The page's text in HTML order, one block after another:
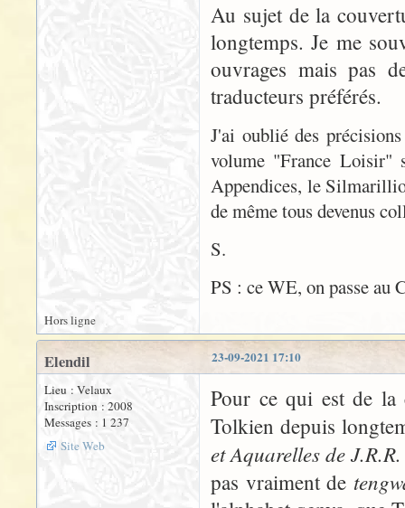
Au sujet de la
longtemps. Je me
ouvrages mais pas
traducteurs préférés.
J'ai oublié des
volume "France Loisir"
Appendices, le
de même tous devenus
S.
PS : ce WE, on passe au
Hors ligne
23-09-2021 17:10
Elendil
Lieu : Velaux
Inscription : 2008
Messages : 1 237
Site Web
Pour ce qui est de
Tolkien depuis
et Aquarelles de
pas vraiment de